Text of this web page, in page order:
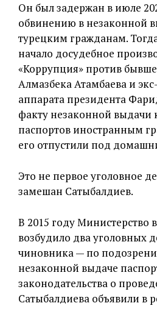
Он был задержан в июле
обвинению в незаконной
турецким гражданам.
начало досудебное
«Коррупция» против
Алмазбека Атамбаева и
аппарата президента
факту незаконной выдачи
паспортов иностранным
его отпустили под
Это не первое уголовное
замешан Сатыбалдиев.
В 2015 году Министерство
возбудило два уголовных
чиновника — по
незаконной выдаче
законодательства о
Сатыбалдиева объявили в